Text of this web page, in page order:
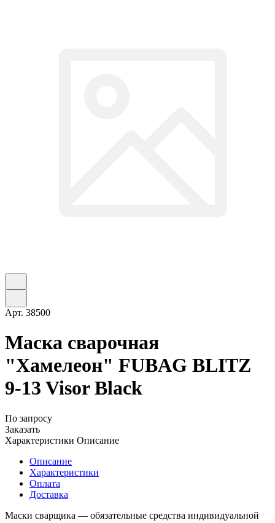
Арт. 38500
Маска сварочная
"Хамелеон" FUBAG BLITZ
9-13 Visor Black
По запросу
Заказать
Характеристики Описание
Описание
Характеристики
Оплата
Доставка
Маски сварщика — обязательные средства индивидуальной